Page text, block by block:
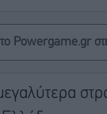
το Powergame.gr